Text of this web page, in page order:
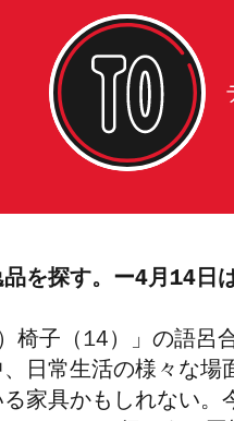
を探す。ー4月14日
椅子（14）」の語呂
日常生活の様々な
家具かもしれない。